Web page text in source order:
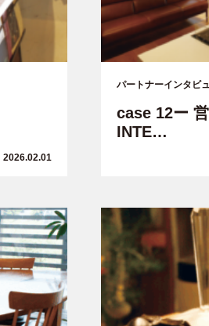
2026.02.01
パートナーインタビ
case 12ー
INTE…